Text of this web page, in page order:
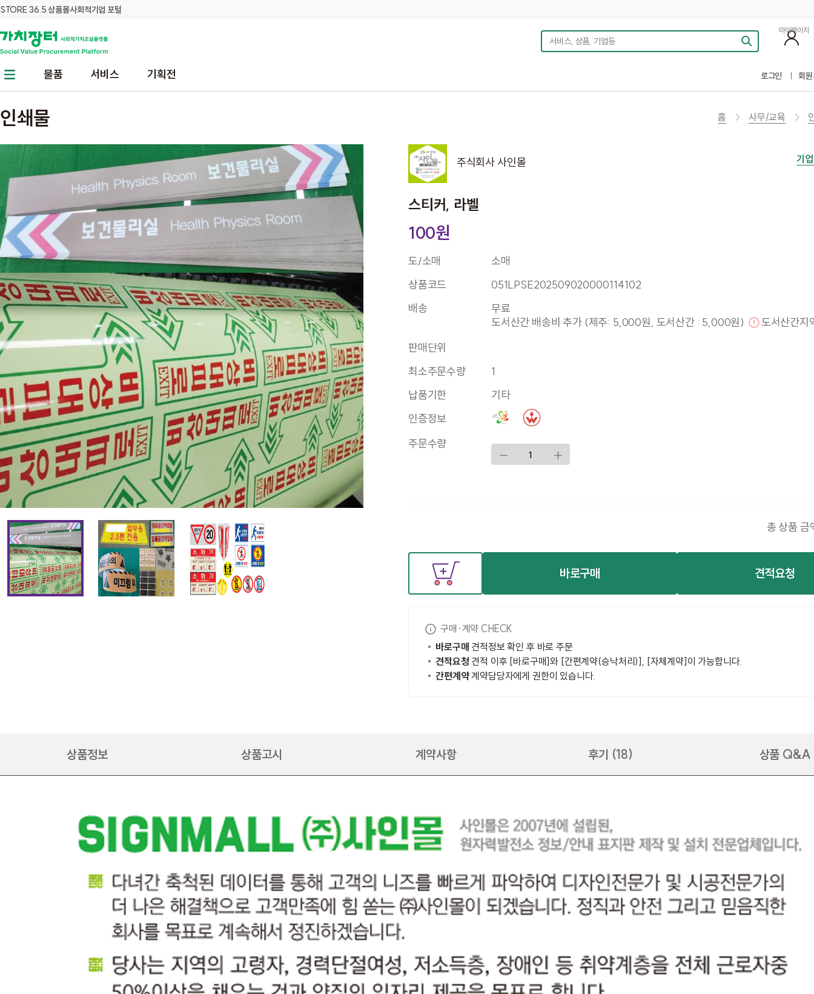
본문 바로가기 주메뉴 바로가기
STORE 36.5 상품몰사회적기업 포털
마이페이지
물품 서비스 기획전 로그인 회
인쇄물 홈 사무/교육
주식회사 사인몰 기
스티커, 라벨
100원
도/소매
소매
상품코드
051LPSE202509020000114102
배송
무료
도서산간 배송비 추가 (제주: 5,000원, 도서산간 : 5,000원)
도서산간지
판매단위
최소주문수량
1
납품기한
기타
인증정보
주문수량
총 상품
바로구매 견적요청
구매·계약 CHECK
바로구매 견적정보 확인 후 바로 주문
견적요청 견적 이후 [바로구매]와 [간편계약(승낙처리)], [자체계약]이 가능합니다.
간편계약계약담당자에게 권한이 있습니다.
상품정보 상품고시 계약사항 후기 (18) 상품 Q&A